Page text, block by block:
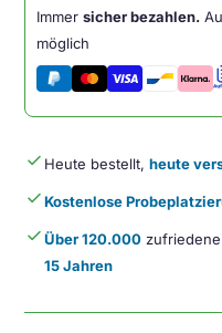
Schwarz
Bluetooth
Immersicher bezahlen.
möglich
done Heute bestellt,heute
doneKostenlose
doneÜber 120.000
15 Jahren